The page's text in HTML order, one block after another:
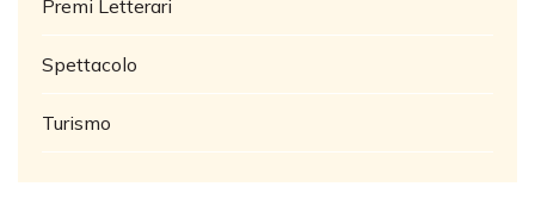
Premi Letterari
Spettacolo
Turismo